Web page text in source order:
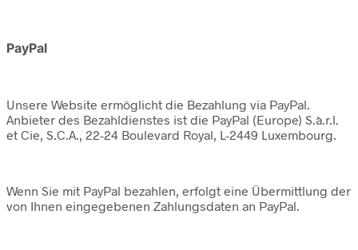
PayPal
Unsere Website ermöglicht die Bezahlung via PayPal.
Anbieter des Bezahldienstes ist die PayPal (Europe) S.à.r.l.
et Cie, S.C.A., 22-24 Boulevard Royal, L-2449 Luxembourg.
Wenn Sie mit PayPal bezahlen, erfolgt eine Übermittlung der
von Ihnen eingegebenen Zahlungsdaten an PayPal.